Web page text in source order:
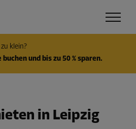
klein?
und bis zu 50 % sparen.
in Leipzig